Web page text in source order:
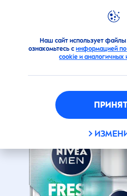
Наш сайт использует
ознакомьтесь синформацией
cookie и аналогичных
Продукты Для мужчин
ЛОСЬОН
NIVEA MEN